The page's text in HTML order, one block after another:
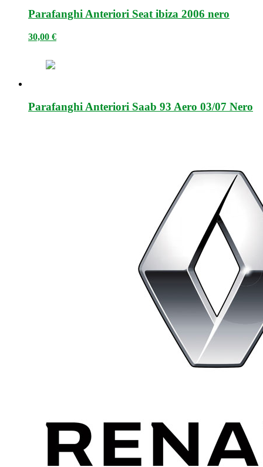
Parafanghi Anteriori Seat ibiza 2006 nero
30,00 €
Parafanghi Anteriori Saab 93 Aero 03/07 Nero